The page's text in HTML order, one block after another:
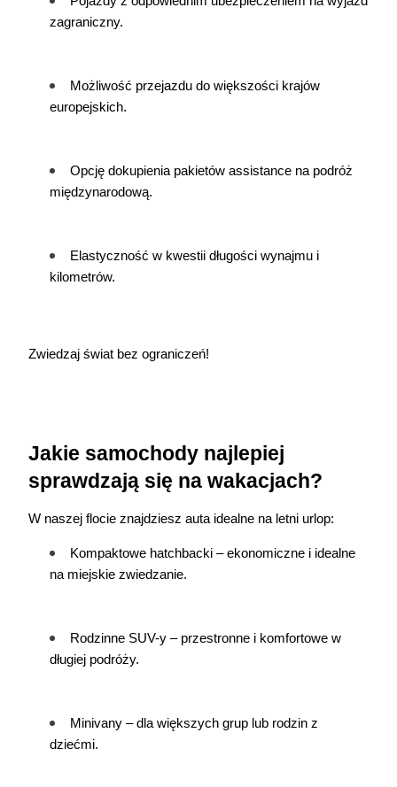
zagraniczny.
Możliwość przejazdu do większości krajów
europejskich.
Opcję dokupienia pakietów assistance na podróż
międzynarodową.
Elastyczność w kwestii długości wynajmu i
kilometrów.
Zwiedzaj świat bez ograniczeń!
Jakie samochody najlepiej
sprawdzają się na wakacjach?
W naszej flocie znajdziesz auta idealne na letni urlop:
Kompaktowe hatchbacki – ekonomiczne i idealne
na miejskie zwiedzanie.
Rodzinne SUV-y – przestronne i komfortowe w
długiej podróży.
Minivany – dla większych grup lub rodzin z
dziećmi.